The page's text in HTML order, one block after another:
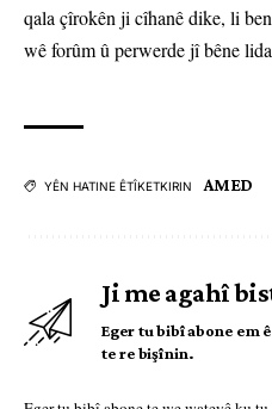
qala çîrokên ji cîhanê dike, li
wê forûm û perwerde jî bêne
YÊN HATINE ÊTÎKETKIRIN AMED
Ji me agahî
Eger tu bibî abone em
te re bişînin.